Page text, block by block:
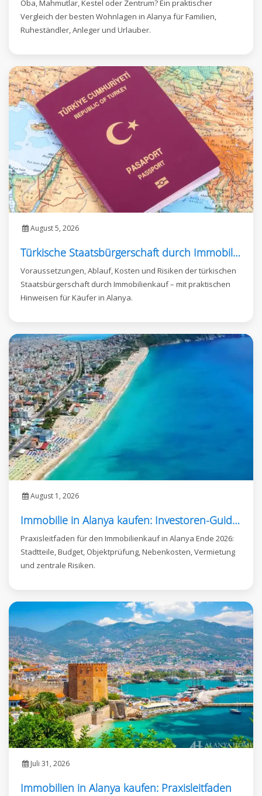
Oba, Mahmutlar, Kestel oder Zentrum? Ein praktischer
Vergleich der besten Wohnlagen in Alanya für Familien,
Ruheständler, Anleger und Urlauber.
August 5, 2026
Türkische Staatsbürgerschaft durch Immobilienkauf
Voraussetzungen, Ablauf, Kosten und Risiken der türkischen
Staatsbürgerschaft durch Immobilienkauf – mit praktischen
Hinweisen für Käufer in Alanya.
August 1, 2026
Immobilie in Alanya kaufen: Investoren-Guide 2026
Praxisleitfaden für den Immobilienkauf in Alanya Ende 2026:
Stadtteile, Budget, Objektprüfung, Nebenkosten, Vermietung
und zentrale Risiken.
Juli 31, 2026
Immobilien in Alanya kaufen: Praxisleitfaden